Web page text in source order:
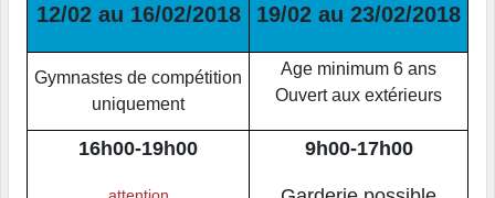
12/02 au 16/02/2018 19/02 au 23/02/2018
Gymnastes de compétition
uniquement
Age minimum 6 ans
Ouvert aux extérieurs
16h00-19h00
attention
9h00-17h00